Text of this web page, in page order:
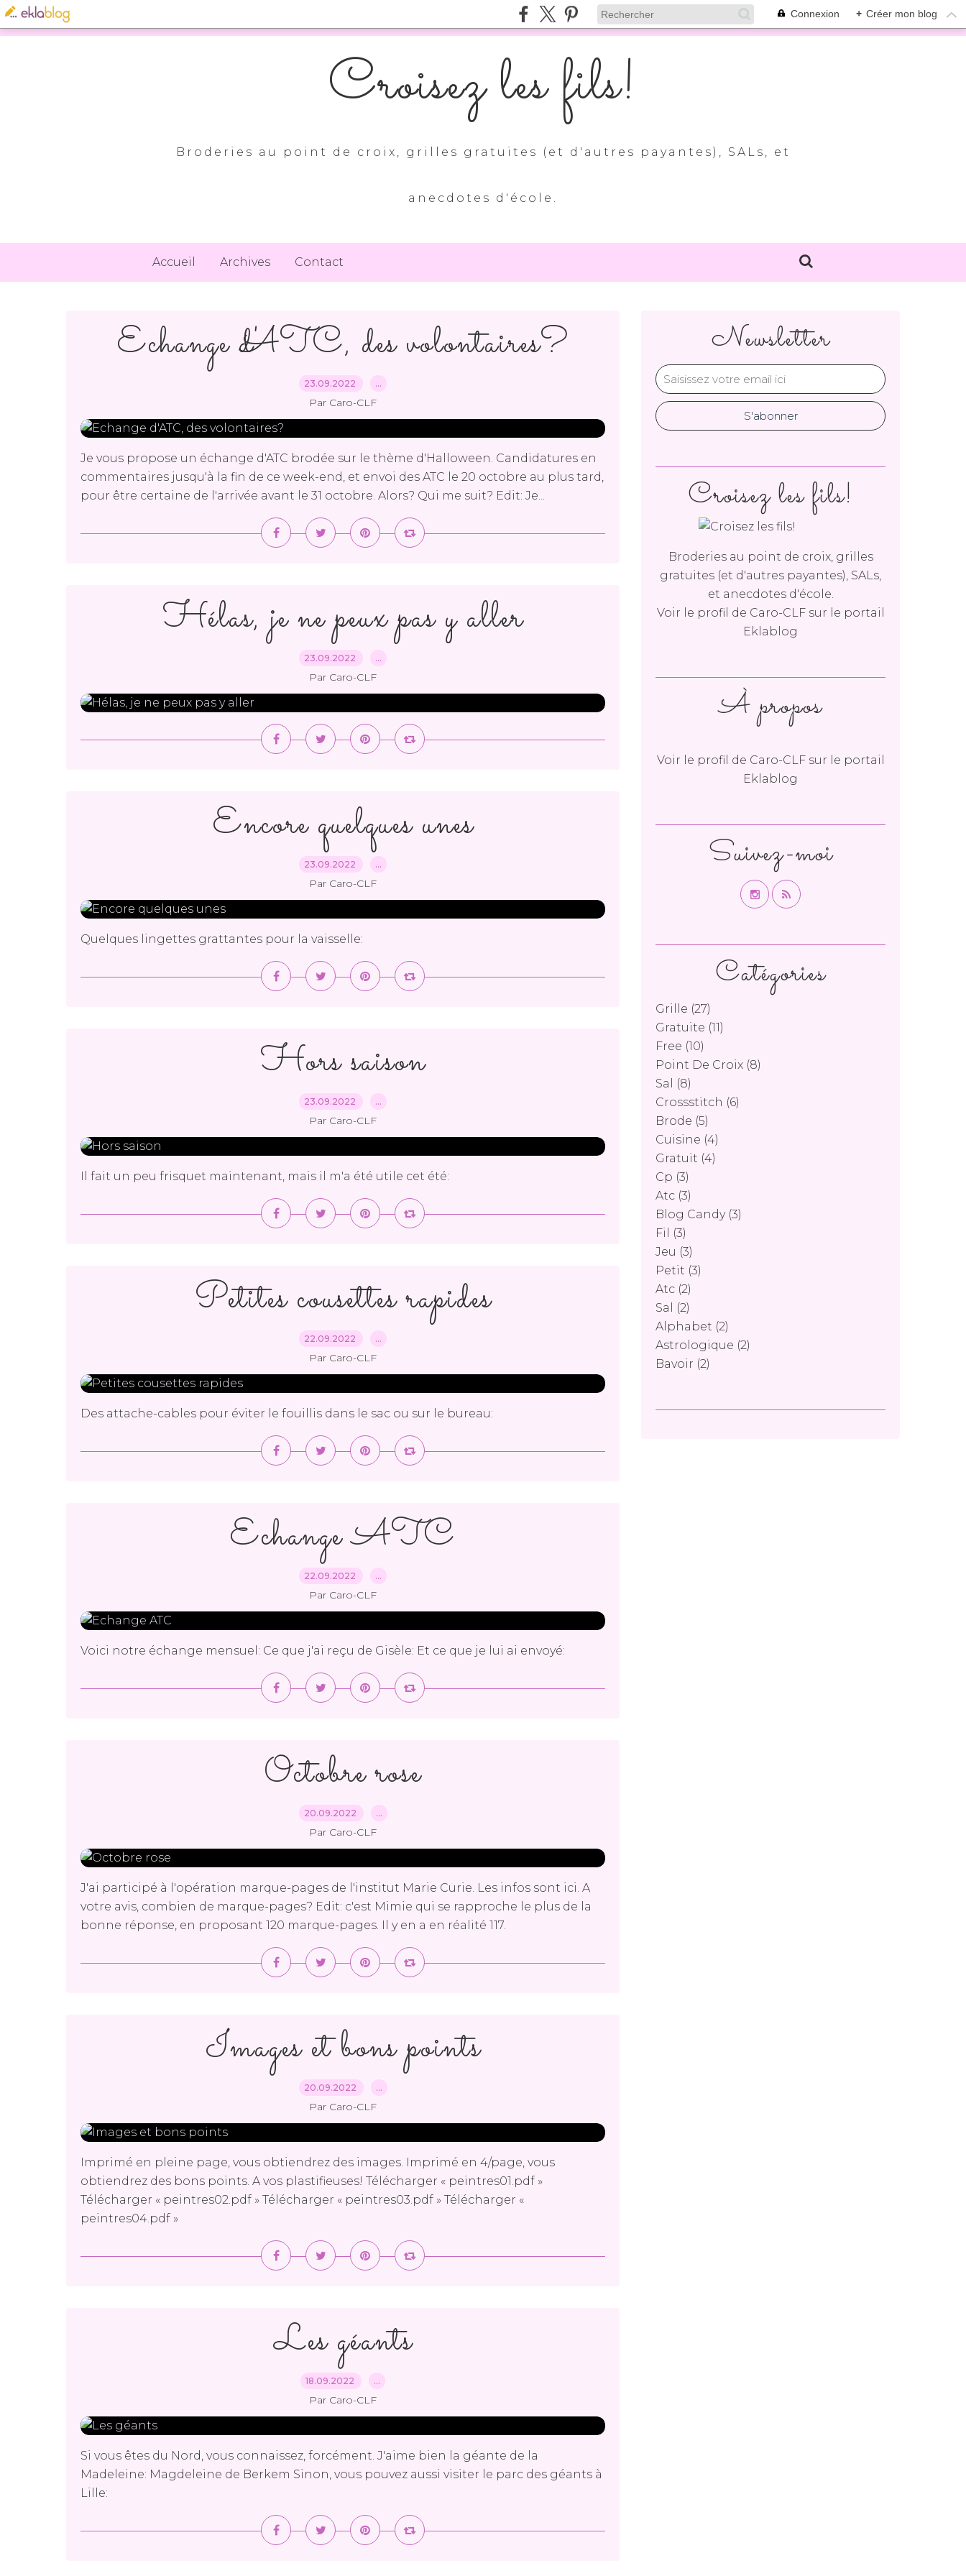
Connexion + Créer mon blog
Croisez les fils!
Broderies au point de croix, grilles gratuites (et d'autres payantes), SALs, et
anecdotes d'école.
Accueil Archives Contact
Echange d'ATC, des volontaires?
23.09.2022 …
Par Caro-CLF
Je vous propose un échange d'ATC brodée sur le thème d'Halloween. Candidatures en
commentaires jusqu'à la fin de ce week-end, et envoi des ATC le 20 octobre au plus tard,
pour être certaine de l'arrivée avant le 31 octobre. Alors? Qui me suit? Edit: Je...
Hélas, je ne peux pas y aller
23.09.2022 …
Par Caro-CLF
Encore quelques unes
23.09.2022 …
Par Caro-CLF
Quelques lingettes grattantes pour la vaisselle:
Hors saison
23.09.2022 …
Par Caro-CLF
Il fait un peu frisquet maintenant, mais il m'a été utile cet été:
Petites cousettes rapides
22.09.2022 …
Par Caro-CLF
Des attache-cables pour éviter le fouillis dans le sac ou sur le bureau:
Echange ATC
22.09.2022 …
Par Caro-CLF
Voici notre échange mensuel: Ce que j'ai reçu de Gisèle: Et ce que je lui ai envoyé:
Octobre rose
20.09.2022 …
Par Caro-CLF
J'ai participé à l'opération marque-pages de l'institut Marie Curie. Les infos sont ici. A
votre avis, combien de marque-pages? Edit: c'est Mimie qui se rapproche le plus de la
bonne réponse, en proposant 120 marque-pages. Il y en a en réalité 117.
Images et bons points
20.09.2022 …
Par Caro-CLF
Imprimé en pleine page, vous obtiendrez des images. Imprimé en 4/page, vous
obtiendrez des bons points. A vos plastifieuses! Télécharger « peintres01.pdf »
Télécharger « peintres02.pdf » Télécharger « peintres03.pdf » Télécharger «
peintres04.pdf »
Les géants
18.09.2022 …
Par Caro-CLF
Si vous êtes du Nord, vous connaissez, forcément. J'aime bien la géante de la
Madeleine: Magdeleine de Berkem Sinon, vous pouvez aussi visiter le parc des géants à
Lille:
Newsletter
Catégories
Grille (27)
Gratuite (11)
Free (10)
Point De Croix (8)
Sal
(8)
Crossstitch (6)
Brode (5)
Cuisine (4)
Gratuit (4)
Cp (3)
Atc (3)
Blog Candy(3)
Fil
(3)
Jeu (3)
Petit (3)
Atc (2)
Sal
(2)
Alphabet (2)
Astrologique (2)
Bavoir (2)
Croisez les fils!
Broderies au point de croix, grilles
gratuites (et d'autres payantes), SALs,
et anecdotes d'école.
Voir le profil de Caro-CLFsur le portail
Eklablog
Suivez-moi
À propos
Voir le profil de Caro-CLFsur le portail
Eklablog